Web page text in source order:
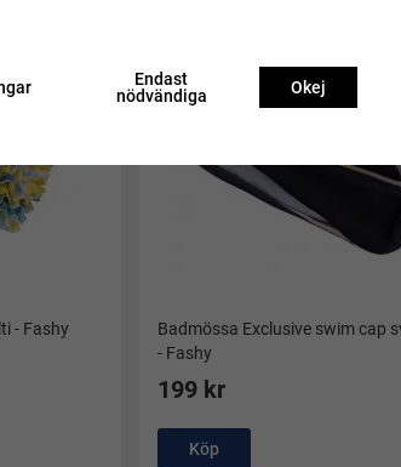
- Fashy
Badmössa Exclusive swim cap
- Fashy
199 kr
Köp
Endast
nödvändiga
Okej